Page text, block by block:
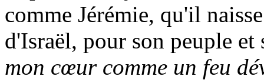
comme Jérémie, qu'il
d'Israël, pour son peuple et
mon cœur comme un feu